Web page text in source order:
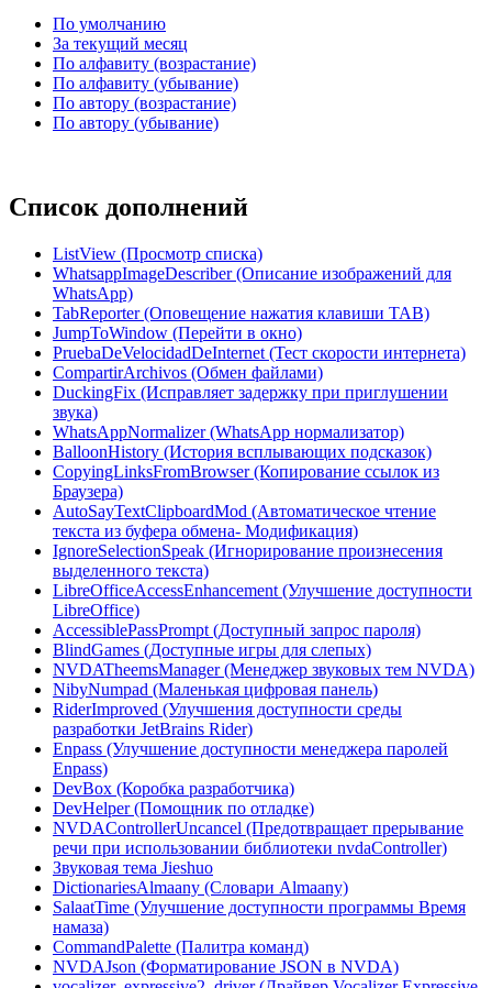
По умолчанию
За текущий месяц
По алфавиту (возрастание)
По алфавиту (убывание)
По автору (возрастание)
По автору (убывание)
Список дополнений
ListView (Просмотр списка)
WhatsappImageDescriber (Описание изображений для
WhatsApp)
TabReporter (Оповещение нажатия клавиши TAB)
JumpToWindow (Перейти в окно)
PruebaDeVelocidadDeInternet (Тест скорости интернета)
CompartirArchivos (Обмен файлами)
DuckingFix (Исправляет задержку при приглушении
звука)
WhatsAppNormalizer (WhatsApp нормализатор)
BalloonHistory (История всплывающих подсказок)
CopyingLinksFromBrowser (Копирование ссылок из
Браузера)
AutoSayTextClipboardMod (Автоматическое чтение
текста из буфера обмена- Модификация)
IgnoreSelectionSpeak (Игнорирование произнесения
выделенного текста)
LibreOfficeAccessEnhancement (Улучшение доступности
LibreOffice)
AccessiblePassPrompt (Доступный запрос пароля)
BlindGames (Доступные игры для слепых)
NVDATheemsManager (Менеджер звуковых тем NVDA)
NibyNumpad (Маленькая цифровая панель)
RiderImproved (Улучшения доступности среды
разработки JetBrains Rider)
Enpass (Улучшение доступности менеджера паролей
Enpass)
DevBox (Коробка разработчика)
DevHelper (Помощник по отладке)
NVDAControllerUncancel (Предотвращает прерывание
речи при использовании библиотеки nvdaController)
Звуковая тема Jieshuo
DictionariesAlmaany (Словари Almaany)
SalaatTime (Улучшение доступности программы Время
намаза)
CommandPalette (Палитра команд)
NVDAJson (Форматирование JSON в NVDA)